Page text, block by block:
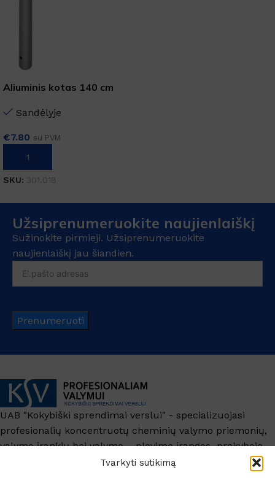
Tvarkyti sutikimą
Aliuminis kotas 140 cm
Sandėlyje
€7.80 su PVM
Į KREPŠELĮ
SKU: 301.018
Užsiprenumeruokite naujienlaiškį
Sužinokite pirmieji. Užsiprenumeruokite
naujienlaiškį jau šiandien.
Prenumeruoti
UAB "Kokybiški sprendimai verslui" - specializuojasi
profesionalių koncentruotų cheminių valymo priemonių,
valymo įrankių bei valymo – plovimo įrangos prekyboje.